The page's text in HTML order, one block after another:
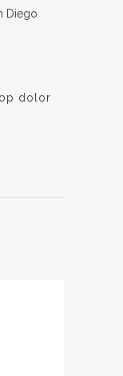
Diego
dolor